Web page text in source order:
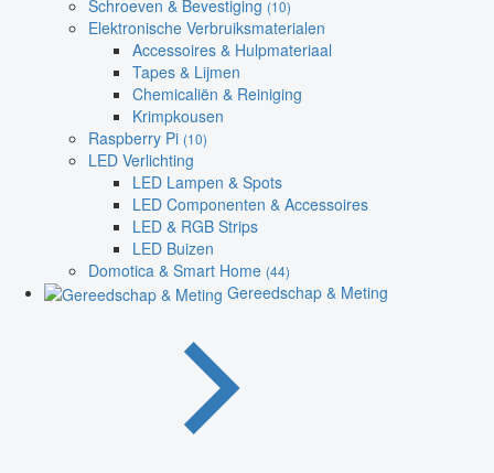
Schroeven & Bevestiging (10)
Elektronische Verbruiksmaterialen
Accessoires & Hulpmateriaal
Tapes & Lijmen
Chemicaliën & Reiniging
Krimpkousen
Raspberry Pi (10)
LED Verlichting
LED Lampen & Spots
LED Componenten & Accessoires
LED & RGB Strips
LED Buizen
Domotica & Smart Home (44)
Gereedschap & Meting